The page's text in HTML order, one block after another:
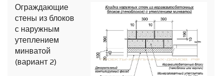
Ограждающие
стены из блоков
с наружным
утеплением
минватой
(вариант 2)